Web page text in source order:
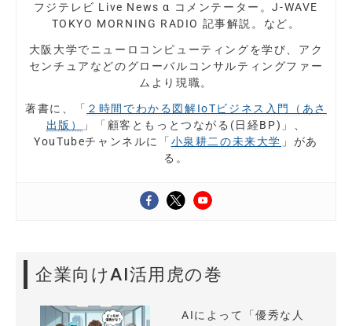
フジテレビ Live News α コメンテーター。J-WAVE
TOKYO MORNING RADIO 記事解説。など。
大阪大学でニューロコンピューティングを学び、アク
センチュアなどのグローバルコンサルティングファー
ムより現職。
著書に、「 ２時間でわかる図解IoTビジネス入門（あさ
出版）
」「顧客ともっとつながる(日経BP)」、
YouTubeチャンネルに「 小泉耕二の未来大学 」があ
る。
企業向けAI活用虎の巻
AIによって「優秀な人